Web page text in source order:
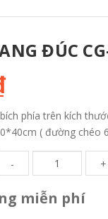
ĐÚC
phía trên kích
( đường chéo
- +
miễn phí